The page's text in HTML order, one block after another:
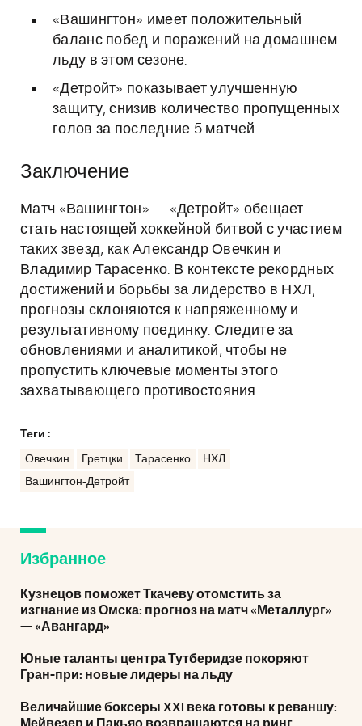
«Вашингтон» имеет положительный
баланс побед и поражений на домашнем
льду в этом сезоне.
«Детройт» показывает улучшенную
защиту, снизив количество пропущенных
голов за последние 5 матчей.
Заключение
Матч «Вашингтон» — «Детройт» обещает
стать настоящей хоккейной битвой с участием
таких звезд, как Александр Овечкин и
Владимир Тарасенко. В контексте рекордных
достижений и борьбы за лидерство в НХЛ,
прогнозы склоняются к напряженному и
результативному поединку. Следите за
обновлениями и аналитикой, чтобы не
пропустить ключевые моменты этого
захватывающего противостояния.
Теги :
Овечкин Гретцки Тарасенко
НХЛ
Вашингтон-Детройт
Избранное
Кузнецов поможет Ткачеву отомстить за
изгнание из Омска: прогноз на матч «Металлург»
— «Авангард»
Юные таланты центра Тутберидзе покоряют
Гран-при: новые лидеры на льду
Величайшие боксеры XXI века готовы к реваншу: